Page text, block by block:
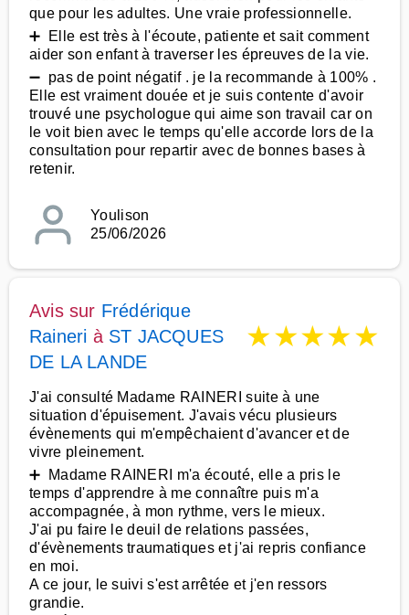
que pour les adultes. Une vraie professionnelle.
➕ Elle est très à l'écoute, patiente et sait comment
aider son enfant à traverser les épreuves de la vie.
➖ pas de point négatif . je la recommande à 100% .
Elle est vraiment douée et je suis contente d'avoir
trouvé une psychologue qui aime son travail car on
le voit bien avec le temps qu'elle accorde lors de la
consultation pour repartir avec de bonnes bases à
retenir.
Youlison
25/06/2026
Avis sur Frédérique
Raineri à ST JACQUES
DE LA LANDE
★★★★★
J'ai consulté Madame RAINERI suite à une
situation d'épuisement. J'avais vécu plusieurs
évènements qui m'empêchaient d'avancer et de
vivre pleinement.
➕ Madame RAINERI m'a écouté, elle a pris le
temps d'apprendre à me connaître puis m'a
accompagnée, à mon rythme, vers le mieux.
J'ai pu faire le deuil de relations passées,
d'évènements traumatiques et j'ai repris confiance
en moi.
A ce jour, le suivi s'est arrêtée et j'en ressors
grandie.